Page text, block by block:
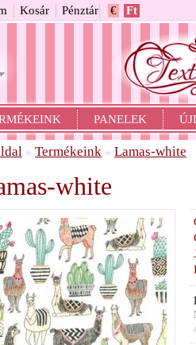
€ Ft
Kosár Pénztár
PANELEK
» Termékeink » Lamas-white
white